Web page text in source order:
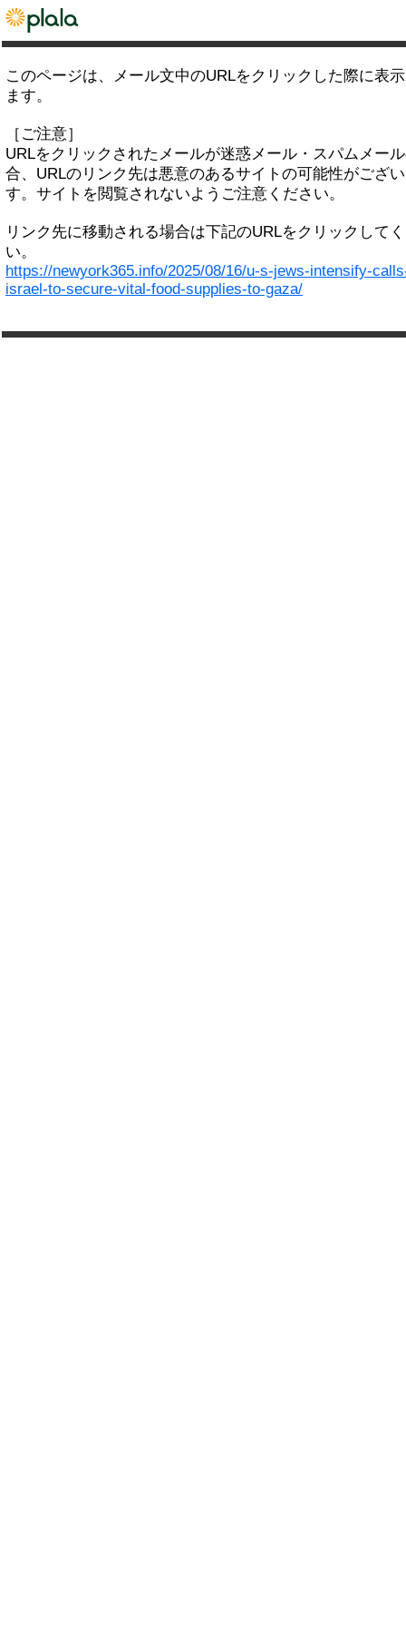
このページは、メール文中のURLをクリックした際に表
ます。
［ご注意］
URLをクリックされたメールが迷惑メール・スパムメー
合、URLのリンク先は悪意のあるサイトの可能性がござ
す。サイトを閲覧されないようご注意ください。
リンク先に移動される場合は下記のURLをクリックして
い。
https://newyork365.info/2025/08/16/u-s-jews-intensify-
israel-to-secure-vital-food-supplies-to-gaza/